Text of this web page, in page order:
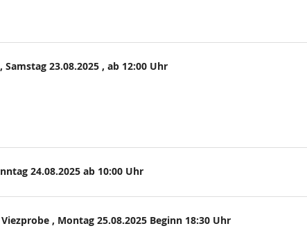
23.08.2025 , ab 12:00 Uhr
24.08.2025 ab 10:00 Uhr
, Montag 25.08.2025 Beginn 18:30 Uhr